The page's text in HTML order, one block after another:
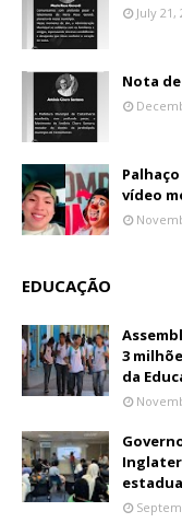
July 21,
Nota
vídeo
EDUCAÇÃO
3
da